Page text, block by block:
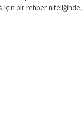
için bir rehber